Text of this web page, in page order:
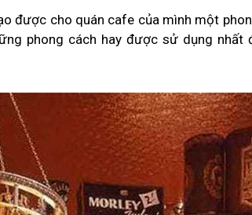
được cho quán cafe của mình một
phong cách hay được sử dụng nhất